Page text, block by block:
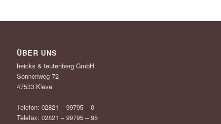
ÜBER UNS
heicks & teutenberg GmbH
Sonnenweg 72
47533 Kleve
Telefon: 02821 – 99795 – 0
Telefax: 02821 – 99795 – 95